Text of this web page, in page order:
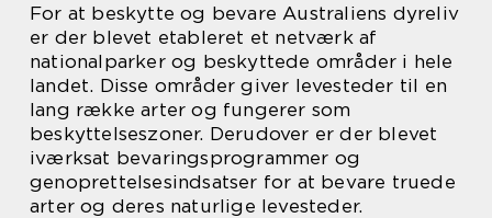
For at beskytte og bevare Australiens dyreliv
er der blevet etableret et netværk af
nationalparker og beskyttede områder i hele
landet. Disse områder giver levesteder til en
lang række arter og fungerer som
beskyttelseszoner. Derudover er der blevet
iværksat bevaringsprogrammer og
genoprettelsesindsatser for at bevare truede
arter og deres naturlige levesteder.